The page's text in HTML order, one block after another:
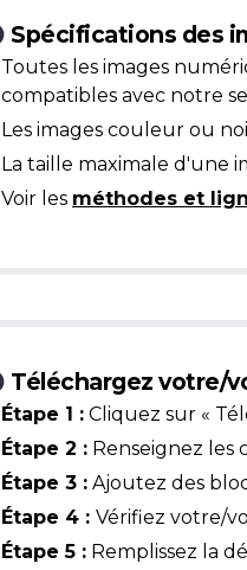
Spécifications des
Toutes les images
compatibles avec notre
Les images couleur ou
La taille maximale d'une
Voir les méthodes et
Téléchargez votre/
Étape 1 : Cliquez sur «
Étape 2 : Renseignez les
Étape 3 : Ajoutez des
Étape 4 : Vérifiez votre/
Étape 5 : Remplissez la